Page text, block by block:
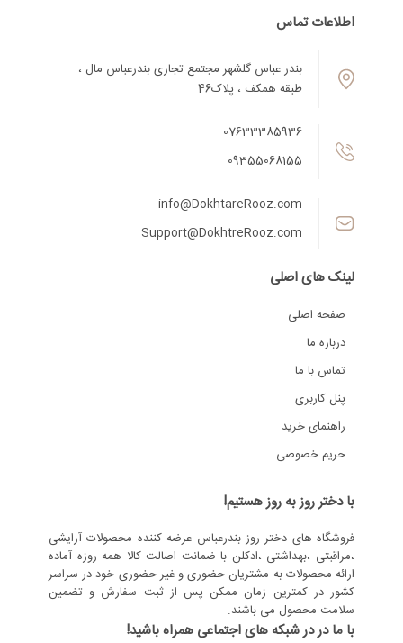
اطلاعات تماس
بندر عباس گلشهر مجتمع تجاری بندرعباس مال ،
طبقه همکف ، پلاک46
07633385936
09355068155
info@DokhtareRooz.com
Support@DokhtreRooz.com
لینک های اصلی
صفحه اصلی
درباره ما
تماس با ما
پنل کاربری
راهنمای خرید
حریم خصوصی
با دختر روز به روز هستیم!
فروشگاه های دختر روز بندرعباس عرضه کننده محصولات آرایشی
،مراقبتی ،بهداشتی ،ادکلن با ضمانت اصالت کالا همه روزه آماده
ارائه محصولات به مشتریان حضوری و غیر حضوری خود در سراسر
کشور در کمترین زمان ممکن پس از ثبت سفارش و تضمین
سلامت محصول می باشند.
با ما در در شبکه های اجتماعی همراه باشید!